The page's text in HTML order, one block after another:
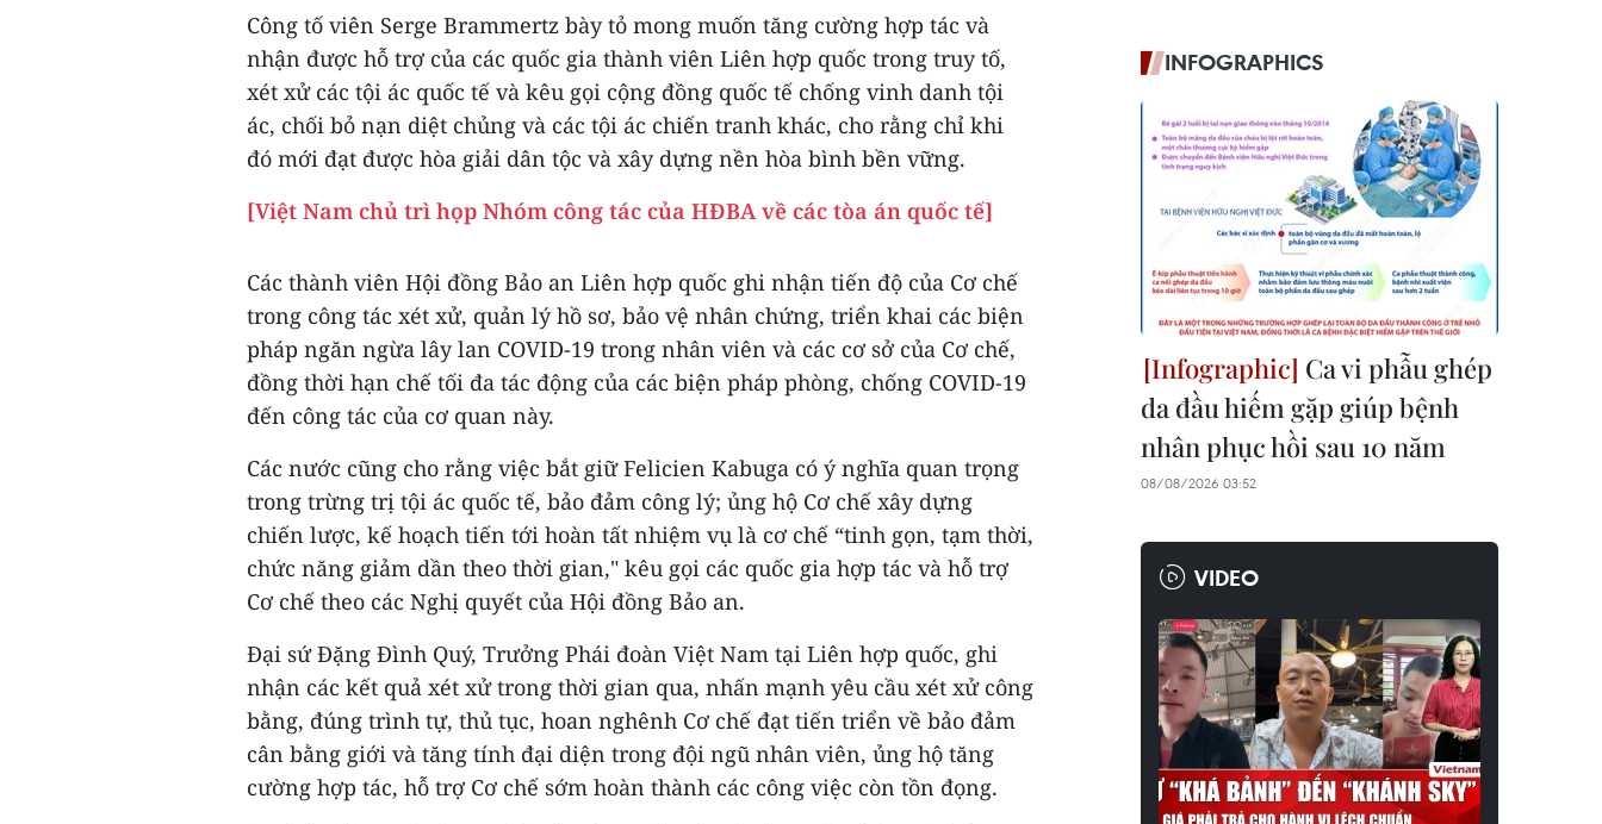
Công tố viên Serge Brammertz bày tỏ mong muốn tăng cường hợp tác và
nhận được hỗ trợ của các quốc gia thành viên Liên hợp quốc trong truy tố,
xét xử các tội ác quốc tế và kêu gọi cộng đồng quốc tế chống vinh danh tội
ác, chối bỏ nạn diệt chủng và các tội ác chiến tranh khác, cho rằng chỉ khi
đó mới đạt được hòa giải dân tộc và xây dựng nền hòa bình bền vững.
[Việt Nam chủ trì họp Nhóm công tác của HĐBA về các tòa án quốc tế]
Các thành viên Hội đồng Bảo an Liên hợp quốc ghi nhận tiến độ của Cơ chế
trong công tác xét xử, quản lý hồ sơ, bảo vệ nhân chứng, triển khai các biện
pháp ngăn ngừa lây lan COVID-19 trong nhân viên và các cơ sở của Cơ chế,
đồng thời hạn chế tối đa tác động của các biện pháp phòng, chống COVID-19
đến công tác của cơ quan này.
Các nước cũng cho rằng việc bắt giữ Felicien Kabuga có ý nghĩa quan trọng
trong trừng trị tội ác quốc tế, bảo đảm công lý; ủng hộ Cơ chế xây dựng
chiến lược, kế hoạch tiến tới hoàn tất nhiệm vụ là cơ chế “tinh gọn, tạm thời,
chức năng giảm dần theo thời gian," kêu gọi các quốc gia hợp tác và hỗ trợ
Cơ chế theo các Nghị quyết của Hội đồng Bảo an.
Đại sứ Đặng Đình Quý, Trưởng Phái đoàn Việt Nam tại Liên hợp quốc, ghi
nhận các kết quả xét xử trong thời gian qua, nhấn mạnh yêu cầu xét xử công
bằng, đúng trình tự, thủ tục, hoan nghênh Cơ chế đạt tiến triển về bảo đảm
cân bằng giới và tăng tính đại diện trong đội ngũ nhân viên, ủng hộ tăng
cường hợp tác, hỗ trợ Cơ chế sớm hoàn thành các công việc còn tồn đọng.
INFOGRAPHICS
Ca vi phẫu ghép
da đầu hiếm gặp giúp bệnh
nhân phục hồi sau 10 năm
08/08/2026 03:52
VIDEO